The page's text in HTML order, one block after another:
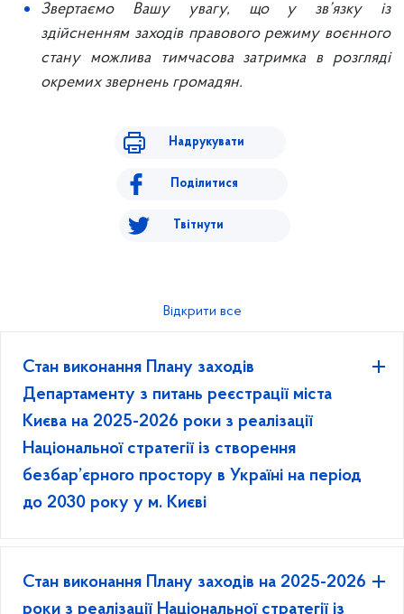
Звертаємо Вашу увагу, що у зв’язку із
здійсненням заходів правового режиму воєнного
стану можлива тимчасова затримка в розгляді
окремих звернень громадян.
Надрукувати
Поділитися
Твітнути
Відкрити все
Стан виконання Плану заходів
Департаменту з питань реєстрації міста
Києва на 2025-2026 роки з реалізації
Національної стратегії із створення
безбар’єрного простору в Україні на період
до 2030 року у м. Києві
Стан виконання Плану заходів на 2025-2026
роки з реалізації Національної стратегії із